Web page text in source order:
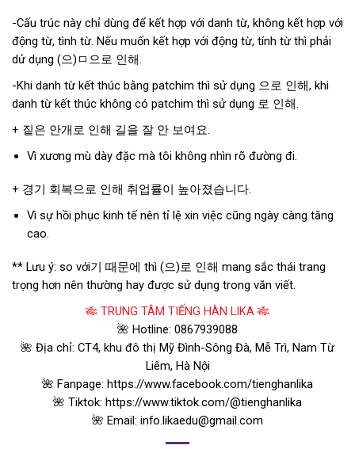
-Cấu trúc này chỉ dùng để kết hợp với danh từ, không kết hợp với
động từ, tình từ. Nếu muốn kết hợp với động từ, tính từ thì phải
dử dụng (으)ㅁ으로 인해.
-Khi danh từ kết thúc bằng patchim thì sử dụng 으로 인해, khi
danh từ kết thúc không có patchim thì sử dụng 로 인해.
+ 짙은 안개로 인해 길을 잘 안 보여요.
Vì xương mù dày đặc mà tôi không nhìn rõ đường đi.
+ 경기 회복으로 인해 취업률이 높아졌습니다.
Vì sự hồi phục kinh tế nên tỉ lệ xin việc cũng ngày càng tăng
cao.
** Lưu ý: so với기 때문에 thì (으)로 인해 mang sắc thái trang
trọng hơn nên thường hay được sử dụng trong văn viết.
🎋 TRUNG TÂM TIẾNG HÀN LIKA 🎋
🌺 Hotline: 0867939088
🌺 Địa chỉ: CT4, khu đô thị Mỹ Đình-Sông Đà, Mễ Trì, Nam Từ
Liêm, Hà Nội
🌺 Fanpage: https://www.facebook.com/tienghanlika
🌺 Tiktok: https://www.tiktok.com/@tienghanlika
🌺 Email: info.likaedu@gmail.com